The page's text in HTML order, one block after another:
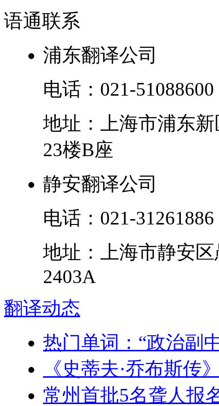
语通联系
浦东翻译公司
电话： 021-51088600
地址：
上海市浦东新
23楼B座
静安翻译公司
电话： 021-31261886
地址：
上海市静安区
2403A
翻译动态
热门单词：“政治副
《史蒂夫·乔布斯传
常州首批5名聋人报